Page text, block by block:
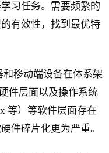
习任务。需要频繁的
有效性，找到最优特
和移动端设备在体系架
件层面以及操作系统
等）等软件层面存在
件碎片化更为严重。